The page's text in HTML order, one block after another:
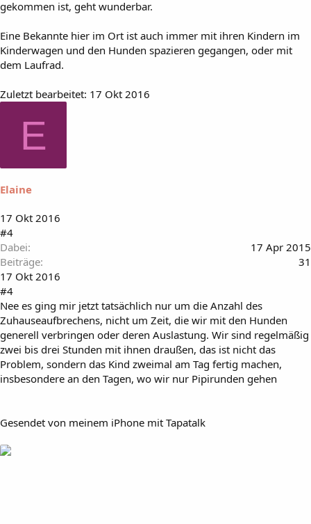
gekommen ist, geht wunderbar.
Eine Bekannte hier im Ort ist auch immer mit ihren Kindern im
Kinderwagen und den Hunden spazieren gegangen, oder mit
dem Laufrad.
Zuletzt bearbeitet: 17 Okt 2016
E
Elaine
17 Okt 2016
#4
Dabei
17 Apr 2015
Beiträge
31
17 Okt 2016
#4
Nee es ging mir jetzt tatsächlich nur um die Anzahl des
Zuhauseaufbrechens, nicht um Zeit, die wir mit den Hunden
generell verbringen oder deren Auslastung. Wir sind regelmäßig
zwei bis drei Stunden mit ihnen draußen, das ist nicht das
Problem, sondern das Kind zweimal am Tag fertig machen,
insbesondere an den Tagen, wo wir nur Pipirunden gehen
Gesendet von meinem iPhone mit Tapatalk